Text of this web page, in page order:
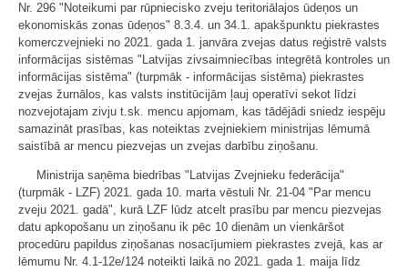
Nr. 296 "Noteikumi par rūpniecisko zveju teritoriālajos ūdeņos un
ekonomiskās zonas ūdeņos" 8.3.4. un 34.1. apakšpunktu piekrastes
komerczvejnieki no 2021. gada 1. janvāra zvejas datus reģistrē valsts
informācijas sistēmas "Latvijas zivsaimniecības integrētā kontroles un
informācijas sistēma" (turpmāk - informācijas sistēma) piekrastes
zvejas žurnālos, kas valsts institūcijām ļauj operatīvi sekot līdzi
nozvejotajam zivju t.sk. mencu apjomam, kas tādējādi sniedz iespēju
samazināt prasības, kas noteiktas zvejniekiem ministrijas lēmumā
saistībā ar mencu piezvejas un zvejas darbību ziņošanu.
Ministrija saņēma biedrības "Latvijas Zvejnieku federācija"
(turpmāk - LZF) 2021. gada 10. marta vēstuli Nr. 21-04 "Par mencu
zveju 2021. gadā", kurā LZF lūdz atcelt prasību par mencu piezvejas
datu apkopošanu un ziņošanu ik pēc 10 dienām un vienkāršot
procedūru papildus ziņošanas nosacījumiem piekrastes zvejā, kas ar
lēmumu Nr. 4.1-12e/124 noteikti laikā no 2021. gada 1. maija līdz